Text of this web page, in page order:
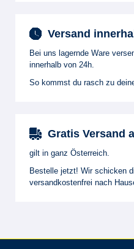
Versand
Bei uns lagernde Ware
innerhalb von 24h.
So kommst du rasch zu
Gratis Versand
gilt in ganz Österreich.
Bestelle jetzt! Wir schicken
versandkostenfrei nach